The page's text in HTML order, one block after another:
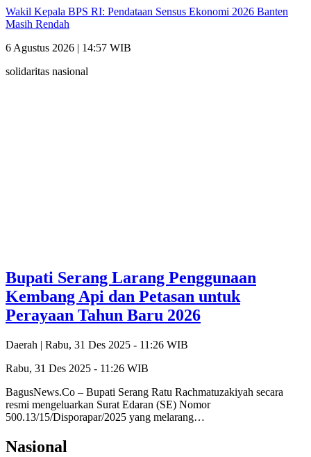
Wakil Kepala BPS RI: Pendataan Sensus Ekonomi 2026 Banten
Masih Rendah
6 Agustus 2026 | 14:57 WIB
solidaritas nasional
Bupati Serang Larang Penggunaan
Kembang Api dan Petasan untuk
Perayaan Tahun Baru 2026
Daerah | Rabu, 31 Des 2025 - 11:26 WIB
Rabu, 31 Des 2025 - 11:26 WIB
BagusNews.Co – Bupati Serang Ratu Rachmatuzakiyah secara
resmi mengeluarkan Surat Edaran (SE) Nomor
500.13/15/Disporapar/2025 yang melarang…
Nasional